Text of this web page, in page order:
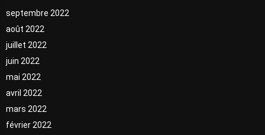
septembre 2022
août 2022
juillet 2022
juin 2022
mai 2022
avril 2022
mars 2022
février 2022